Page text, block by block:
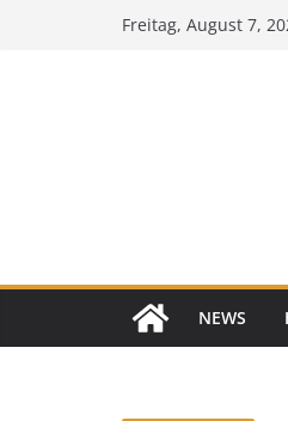
Freitag, August 7,
NEWS